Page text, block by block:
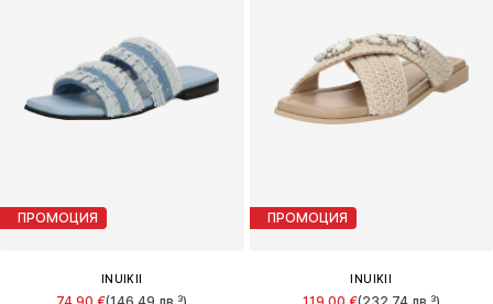
ПРОМОЦИЯ
INUIKII
ПРОМОЦИЯ
INUIKII